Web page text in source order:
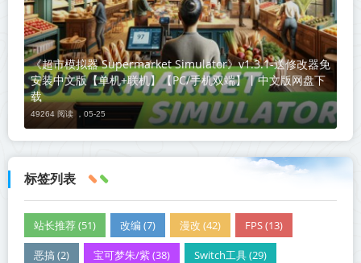
《超市模拟器 Supermarket Simulator》v1.3.1-送修改器免
安装中文版【单机+联机】【PC/手机双端】丨中文版网盘下
载
49264 阅读 ， 05-25
标签列表
站长推荐 (51) 改编 (7) 漫改 (42) FPS (13)
恶搞 (2) 宝可梦朱/紫 (38) Switch工具 (29)